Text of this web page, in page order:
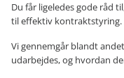
Du får ligeledes gode råd
til effektiv kontraktstyring.
Vi gennemgår blandt
udarbejdes, og hvordan